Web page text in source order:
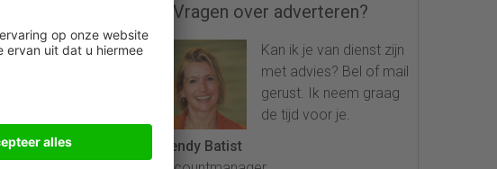
Vragen over adverteren?
Kan ik je van dienst zijn
met advies? Bel of mail
gerust. Ik neem graag
de tijd voor je.
Wendy Batist